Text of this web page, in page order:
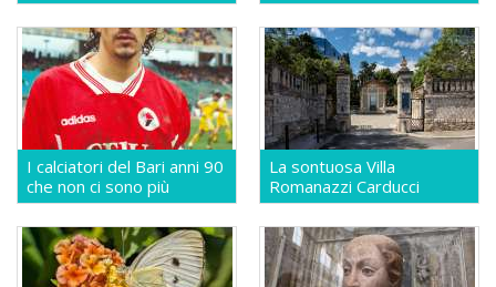
I calciatori del Bari anni 90
che non ci sono più
La sontuosa Villa
Romanazzi Carducci